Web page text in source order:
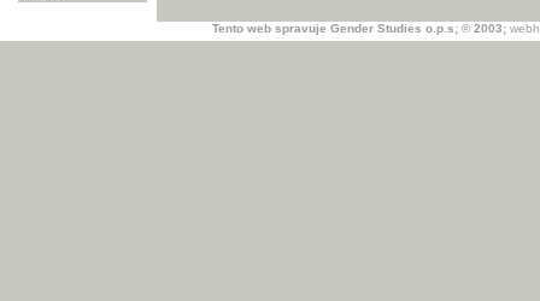
Tento web spravuje Gender Studies o.p.s; © 2003;